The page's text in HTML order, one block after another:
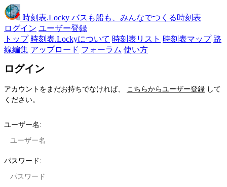
時刻表.Locky バスも船も、みんなでつくる時刻表
ログイン ユーザー登録
トップ 時刻表.Lockyについて 時刻表リスト 時刻表マップ 路
線編集 アップロード フォーラム 使い方
ログイン
アカウントをまだお持ちでなければ、 こちらからユーザー登録 して
ください。
ユーザー名:
パスワード: